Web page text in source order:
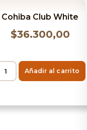
Cohiba Club White
$36.300,00
Añadir al carrito